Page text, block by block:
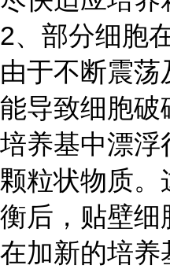
2、部分细胞
由于不断震
能导致细胞破
培养基中漂浮
颗粒状物质。
衡后，贴壁细
在加新的培养